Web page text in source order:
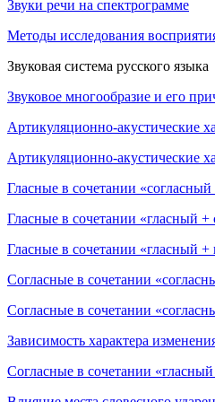
Звуки речи на спектрограмме
Методы исследования
Звуковая система русского языка
Звуковое многообразие и его
Артикуляционно-акустические
Артикуляционно-акустические
Гласные в сочетании
Гласные в сочетании «гласный
Гласные в сочетании «гласный
Согласные в сочетании
Согласные в сочетании
Зависимость характера
Согласные в сочетании